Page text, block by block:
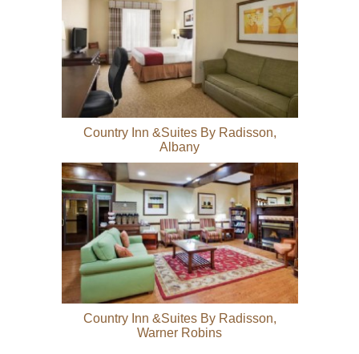
Country Inn &Suites By Radisson,
Albany
Country Inn &Suites By Radisson,
Warner Robins